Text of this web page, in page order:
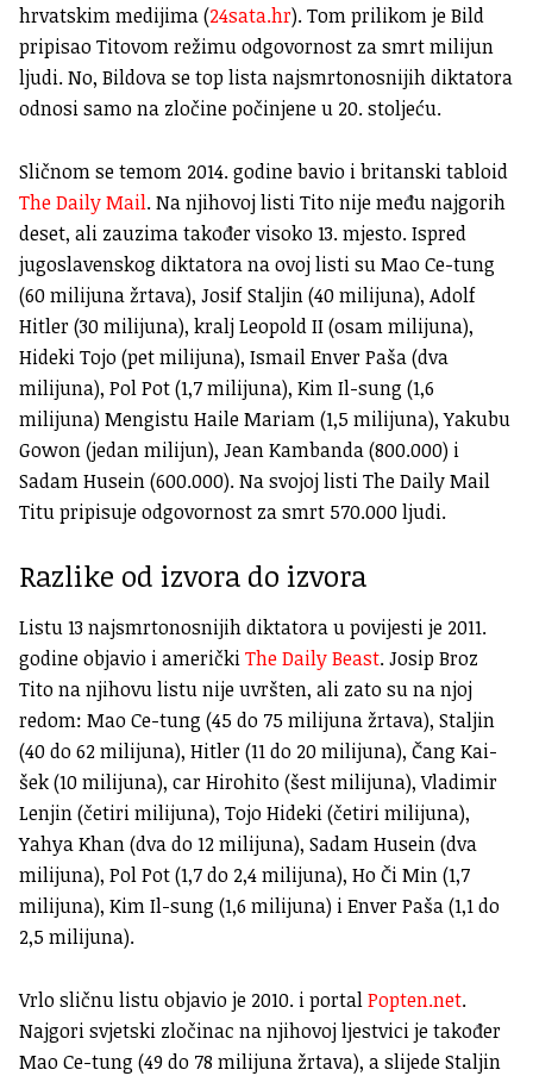
hrvatskim medijima (24sata.hr). Tom prilikom je Bild
pripisao Titovom režimu odgovornost za smrt milijun
ljudi. No, Bildova se top lista najsmrtonosnijih diktatora
odnosi samo na zločine počinjene u 20. stoljeću.
Sličnom se temom 2014. godine bavio i britanski tabloid
The Daily Mail. Na njihovoj listi Tito nije među najgorih
deset, ali zauzima također visoko 13. mjesto. Ispred
jugoslavenskog diktatora na ovoj listi su Mao Ce-tung
(60 milijuna žrtava), Josif Staljin (40 milijuna), Adolf
Hitler (30 milijuna), kralj Leopold II (osam milijuna),
Hideki Tojo (pet milijuna), Ismail Enver Paša (dva
milijuna), Pol Pot (1,7 milijuna), Kim Il-sung (1,6
milijuna) Mengistu Haile Mariam (1,5 milijuna), Yakubu
Gowon (jedan milijun), Jean Kambanda (800.000) i
Sadam Husein (600.000). Na svojoj listi The Daily Mail
Titu pripisuje odgovornost za smrt 570.000 ljudi.
Razlike od izvora do izvora
Listu 13 najsmrtonosnijih diktatora u povijesti je 2011.
godine objavio i američkiThe Daily Beast. Josip Broz
Tito na njihovu listu nije uvršten, ali zato su na njoj
redom: Mao Ce-tung (45 do 75 milijuna žrtava), Staljin
(40 do 62 milijuna), Hitler (11 do 20 milijuna), Čang Kai-
šek (10 milijuna), car Hirohito (šest milijuna), Vladimir
Lenjin (četiri milijuna), Tojo Hideki (četiri milijuna),
Yahya Khan (dva do 12 milijuna), Sadam Husein (dva
milijuna), Pol Pot (1,7 do 2,4 milijuna), Ho Či Min (1,7
milijuna), Kim Il-sung (1,6 milijuna) i Enver Paša (1,1 do
2,5 milijuna).
Vrlo sličnu listu objavio je 2010. i portalPopten.net.
Najgori svjetski zločinac na njihovoj ljestvici je također
Mao Ce-tung (49 do 78 milijuna žrtava), a slijede Staljin